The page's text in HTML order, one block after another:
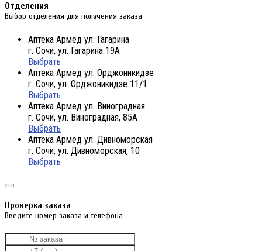
Отделения
Выбор отделения для получения заказа
Аптека Армед ул. Гагарина
г. Сочи, ул. Гагарина 19А
Выбрать
Аптека Армед ул. Орджоникидзе
г. Сочи, ул. Орджоникидзе 11/1
Выбрать
Аптека Армед ул. Виноградная
г. Сочи, ул. Виноградная, 85А
Выбрать
Аптека Армед ул. Дивноморская
г. Сочи, ул. Дивноморская, 10
Выбрать
Проверка заказа
Введите номер заказа и телефона